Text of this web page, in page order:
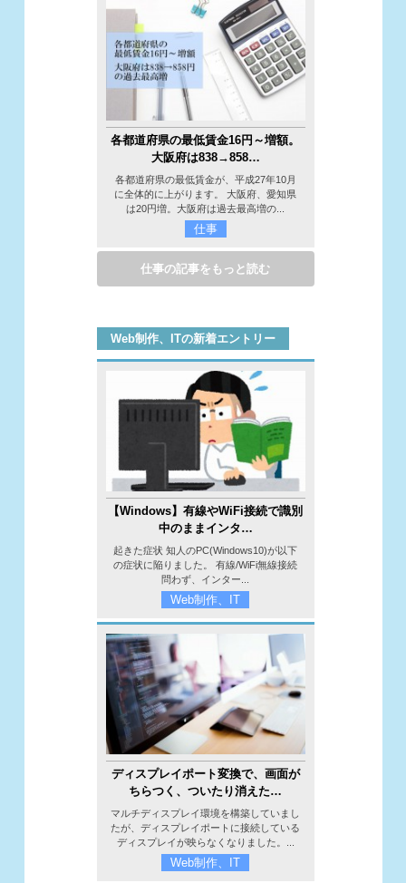
各都道府県の最低賃金16円～増額。
大阪府は838→858…
各都道府県の最低賃金が、平成27年10月
に全体的に上がります。 大阪府、愛知県
は20円増。大阪府は過去最高増の...
仕事
仕事の記事をもっと読む
Web制作、ITの新着エントリー
【Windows】有線やWiFi接続で識別
中のままインタ…
起きた症状 知人のPC(Windows10)が以下
の症状に陥りました。 有線/WiFi無線接続
問わず、インター...
Web制作、IT
ディスプレイポート変換で、画面が
ちらつく、ついたり消えた…
マルチディスプレイ環境を構築していまし
たが、ディスプレイポートに接続している
ディスプレイが映らなくなりました。...
Web制作、IT